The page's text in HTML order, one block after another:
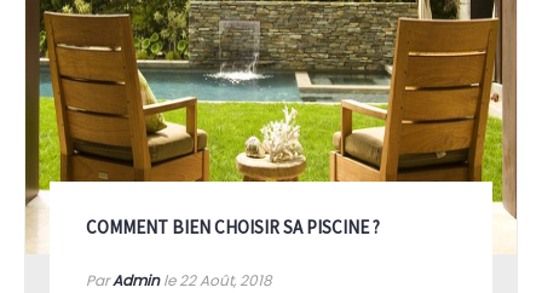
COMMENT BIEN CHOISIR SA PISCINE ?
ParAdminle 22Août, 2018